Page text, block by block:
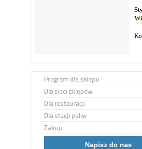
Program dla sklepu
Dla sieci sklepów
Dla restauracji
Dla stacji paliw
Zakup
Napisz do nas